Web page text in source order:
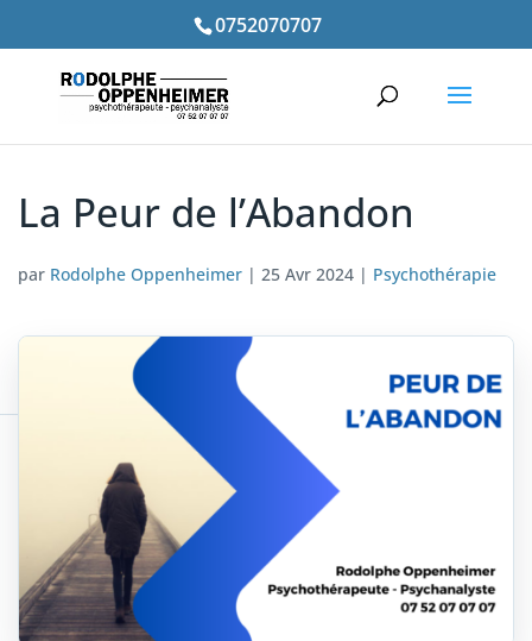
0752070707
La Peur de l’Abandon
par Rodolphe Oppenheimer | 25 Avr 2024 | Psychothérapie